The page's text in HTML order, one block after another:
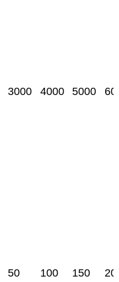
3000 4000 5000
50 100 150